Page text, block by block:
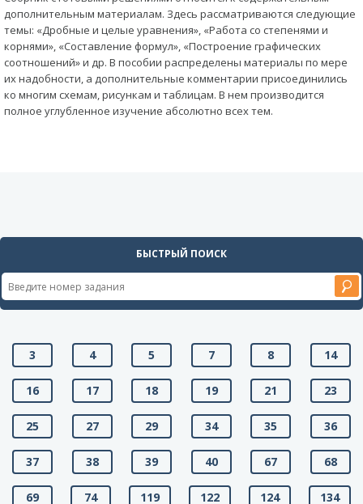
дополнительным материалам. Здесь рассматриваются следующие
темы: «Дробные и целые уравнения», «Работа со степенями и
корнями», «Составление формул», «Построение графических
соотношений» и др. В пособии распределены материалы по мере
их надобности, а дополнительные комментарии присоединились
ко многим схемам, рисункам и таблицам. В нем производится
полное углубленное изучение абсолютно всех тем.
БЫСТРЫЙ ПОИСК
3 4 5 7 8 14
16 17 18 19 21 23
25 27 29 34 35 36
37 38 39 40 67 68
69 74 119 122 124 134